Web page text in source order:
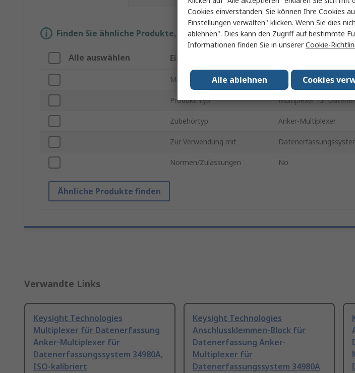
Finden Sie ähnliche Produkte, indem Sie ein oder mehrere Eigenschaften
Alle auswählen Eigenschaft
Marke Keysight Technologies
Produkt Typ Multiplexer für
Zubehörtyp Anker-Multiplexer
Zur Verwendung mit
Normen/Zulassungen No
Ähnliche Produkte finden
Verwandte Links
Keysight Technologies
Multiplexer für Datenerfassung
Anker-Multiplexer für
Datenerfassungssystem 34980A,
ISO-kalibriert
Keysight Technologies
Anschlussklemmen-Block für
Datenerfassung Anker-
Multiplexer für
Datenerfassungssystem 34980A
Cookies einverstanden. Sie können Ihre Cookies
Einstellungen verwalten" klicken. Wenn Sie dies
ablehnen". Dies kann den Zugriff auf bestimmte
Informationen finden Sie in unsererCookie-
Cookies
Alle ablehnen